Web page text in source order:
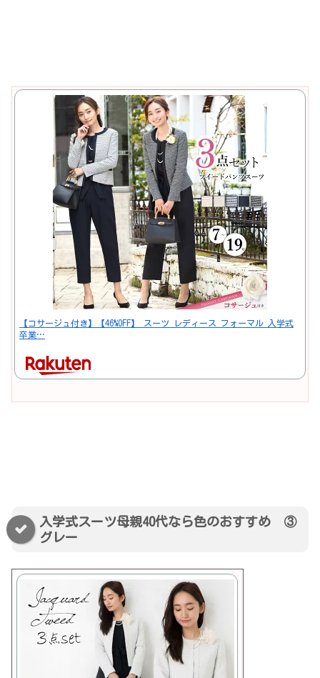
【コサージュ付き】【46%OFF】 スーツ レディース フォーマル 入学式
卒業…
入学式スーツ母親40代なら色のおすすめ ③
グレー